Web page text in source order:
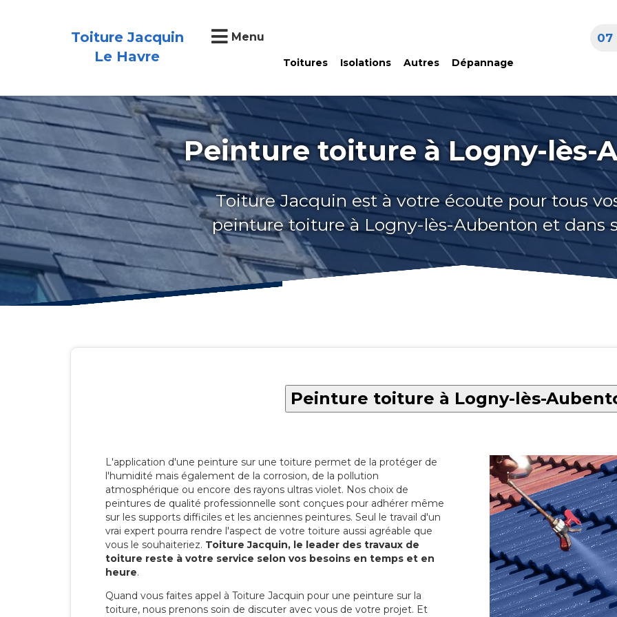
Toiture Jacquin
Le Havre
Menu
Toitures Isolations Autres Dépannage
07
Peinture toiture à Logny-lès-
Toiture Jacquin est à votre écoute pour tous
peinture toiture à Logny-lès-Aubenton et dans
Peinture toiture à Logny-lès-
L'application d'une peinture sur une toiture permet de la protéger de
l'humidité mais également de la corrosion, de la pollution
atmosphérique ou encore des rayons ultras violet. Nos choix de
peintures de qualité professionnelle sont conçues pour adhérer même
sur les supports difficiles et les anciennes peintures. Seul le travail d'un
vrai expert pourra rendre l'aspect de votre toiture aussi agréable que
vous le souhaiteriez. Toiture Jacquin, le leader des travaux de
toiture reste à votre service selon vos besoins en temps et en
heure.
Quand vous faites appel à Toiture Jacquin pour une peinture sur la
toiture, nous prenons soin de discuter avec vous de votre projet. Et